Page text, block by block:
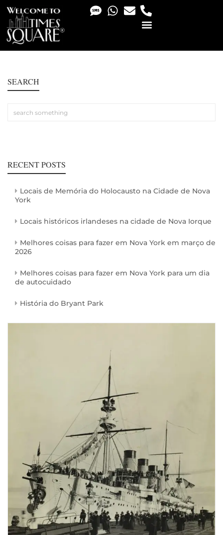
SEARCH
RECENT POSTS
Locais de Memória do Holocausto na Cidade de Nova
York
Locais históricos irlandeses na cidade de Nova Iorque
Melhores coisas para fazer em Nova York em março de
2026
Melhores coisas para fazer em Nova York para um dia
de autocuidado
História do Bryant Park